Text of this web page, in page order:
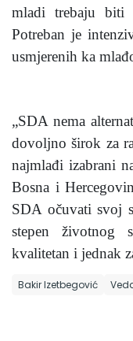
mladi trebaju biti
Potreban je
usmjerenih ka
„SDA nema
dovoljno širok za
najmlađi izabrani
Bosna i
SDA očuvati svoj
stepen životnog
kvalitetan i jednak
Bakir Izetbegović